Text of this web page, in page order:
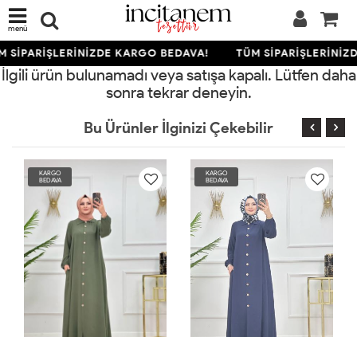
menü
SİPARİŞLERİNİZDE KARGO BEDAVA! TÜM
İlgili ürün bulunamadı veya satışa kapalı. Lütfen daha
sonra tekrar deneyin.
Bu Ürünler İlginizi Çekebilir
KARGO
BEDAVA
KARGO
BEDAVA